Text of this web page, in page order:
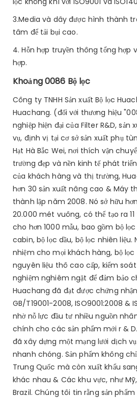
3.Media và dây được hình thành
tâm để tải bụi cao.
4. Hỗn hợp truyền thông tổng
hợp.
Khoảng 0086 Bộ lọc
Công ty TNHH Sản xuất Bộ lọc
Huachang. (đối với thương hiệu
nghiệp hiện đại của Filter R&D,
vụ, định vị tại cơ sở sản xuất phụ
Hạt Hà Bắc Wei, nơi thích vận
trường đẹp và nền kinh tế phát
của khách hàng và thị trường,
hơn 30 sản xuất nâng cao & Máy
thành lập năm 2008. Nó sở hữu
20.000 mét vuông, có thể tạo ra
cho hơn 1000 mẫu, bao gồm bộ
cabin, bộ lọc dầu, bộ lọc nhiên
nhiệm cho mọi khách hàng, bộ lọc
nguyên liệu thô cao cấp, kiểm
nghiệm nghiêm ngặt để đảm bảo
Huachang đã đạt được chứng
GB/T19001-2008, ISO9001:2008 &
nhờ nỗ lực đầu tư nhiều nguồn
chính cho các sản phẩm mới r &
đã xây dựng một mạng lưới dịch
nhanh chóng. Sản phẩm không
Trung Quốc mà còn xuất khẩu
khác nhau & Các khu vực, như
Brazil. Chúng tôi tin rằng sản